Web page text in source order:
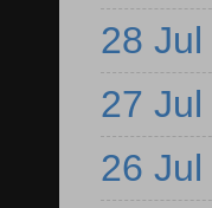
28 Jul
27 Jul
26 Jul